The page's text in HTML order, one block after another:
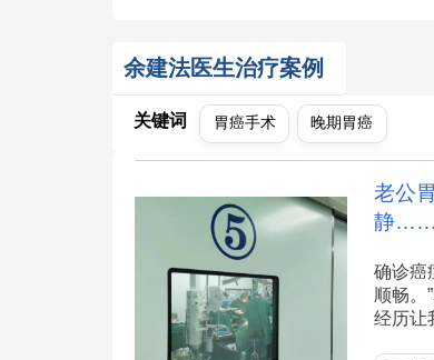
余建法医生治疗案例
关键词 胃癌手术 晚期胃癌
老公
静……
确诊癌
顺畅。
经历让